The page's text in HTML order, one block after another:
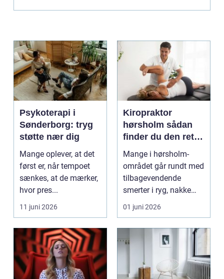
Psykoterapi i
Sønderborg: tryg
støtte nær dig
Mange oplever, at det
først er, når tempoet
sænkes, at de mærker,
hvor pres...
11 juni 2026
Kiropraktor
hørsholm sådan
finder du den rette
behandling i
nordsjælland
Mange i hørsholm-
området går rundt med
tilbagevendende
smerter i ryg, nakke
eller hoved uden at få
d...
01 juni 2026